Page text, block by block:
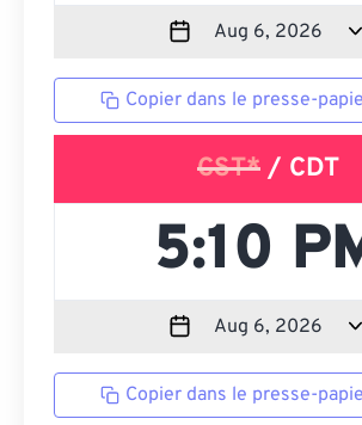
Copier dans le presse-
CST*/ CDT
Copier dans le presse-